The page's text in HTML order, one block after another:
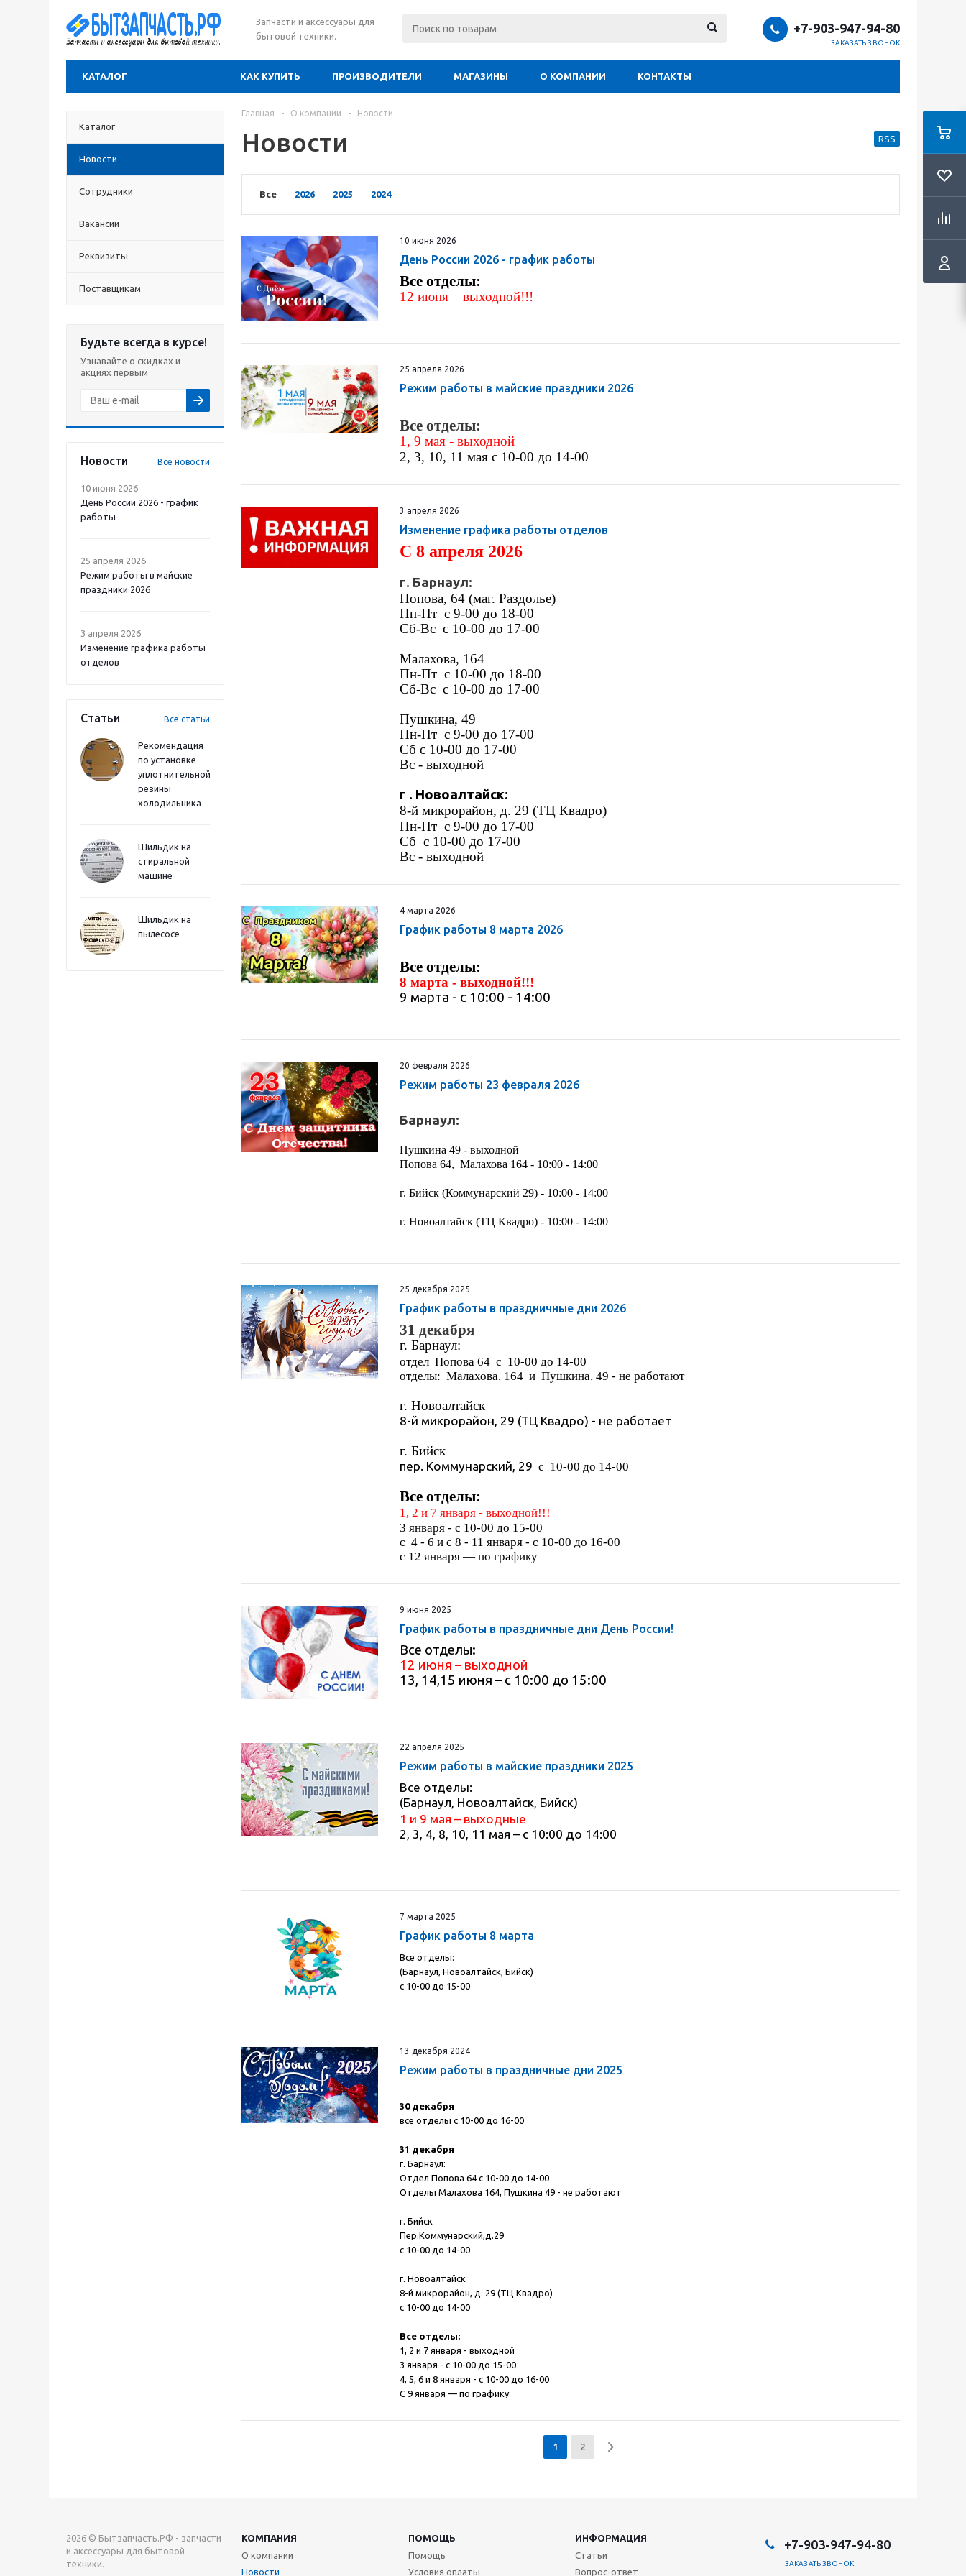
Запчасти и аксессуары для
бытовой техники.
+7-903-947-94-80
ЗАКАЗАТЬ ЗВОНОК
КАТАЛОГ КАК КУПИТЬ ПРОИЗВОДИТЕЛИ МАГАЗИНЫ О КОМПАНИИ КОНТАКТЫ
Каталог
Новости
Сотрудники
Вакансии
Реквизиты
Поставщикам
Будьте всегда в курсе!
Узнавайте о скидках и
акциях первым
Новости Все новости
10 июня 2026
День России 2026 - график
работы
25 апреля 2026
Режим работы в майские
праздники 2026
3 апреля 2026
Изменение графика работы
отделов
Статьи Все статьи
Рекомендация
по установке
уплотнительной
резины
холодильника
Шильдик на
стиральной
машине
Шильдик на
пылесосе
Главная - О компании - Новости
Новости RSS
Все 2026 2025 2024
10 июня 2026
День России 2026 - график работы
Все отделы:
12 июня – выходной!!!
25 апреля 2026
Режим работы в майские праздники 2026
Все отделы:
1, 9 мая - выходной
2, 3, 10, 11 мая с 10-00 до 14-00
3 апреля 2026
Изменение графика работы отделов
С 8 апреля 2026
г. Барнаул:
Попова, 64 (маг. Раздолье)
Пн-Пт с 9-00 до 18-00
Сб-Вс с 10-00 до 17-00
Малахова, 164
Пн-Пт с 10-00 до 18-00
Сб-Вс с 10-00 до 17-00
Пушкина, 49
Пн-Пт с 9-00 до 17-00
Сб с 10-00 до 17-00
Вс - выходной
г . Новоалтайск:
8-й микрорайон, д. 29 (ТЦ Квадро)
Пн-Пт с 9-00 до 17-00
Сб с 10-00 до 17-00
Вс - выходной
4 марта 2026
График работы 8 марта 2026
Все отделы:
8 марта - выходной!!!
9 марта - с 10:00 - 14:00
20 февраля 2026
Режим работы 23 февраля 2026
Барнаул:
Пушкина 49 - выходной
Попова 64, Малахова 164 - 10:00 - 14:00
г. Бийск (Коммунарский 29) - 10:00 - 14:00
г. Новоалтайск (ТЦ Квадро) - 10:00 - 14:00
25 декабря 2025
График работы в праздничные дни 2026
31 декабря
г. Барнаул:
отдел Попова 64 с 10-00 до 14-00
отделы: Малахова, 164 и Пушкина, 49 - не работают
г. Новоалтайск
8-й микрорайон, 29 (ТЦ Квадро) - не работает
г. Бийск
пер. Коммунарский, 29 с 10-00 до 14-00
Все отделы:
1, 2 и 7 января - выходной!!!
3 января - с 10-00 до 15-00
с 4 - 6 и с 8 - 11 января - с 10-00 до 16-00
с 12 января — по графику
9 июня 2025
График работы в праздничные дни День России!
Все отделы:
12 июня – выходной
13, 14,15 июня – с 10:00 до 15:00
22 апреля 2025
Режим работы в майские праздники 2025
Все отделы:
(Барнаул, Новоалтайск, Бийск)
1 и 9 мая – выходные
2, 3, 4, 8, 10, 11 мая – с 10:00 до 14:00
7 марта 2025
График работы 8 марта
Все отделы:
(Барнаул, Новоалтайск, Бийск)
с 10-00 до 15-00
13 декабря 2024
Режим работы в праздничные дни 2025
30 декабря
все отделы с 10-00 до 16-00
31 декабря
г. Барнаул:
Отдел Попова 64 с 10-00 до 14-00
Отделы Малахова 164, Пушкина 49 - не работают
г. Бийск
Пер.Коммунарский,д.29
с 10-00 до 14-00
г. Новоалтайск
8-й микрорайон, д. 29 (ТЦ Квадро)
с 10-00 до 14-00
Все отделы:
1, 2 и 7 января - выходной
3 января - с 10-00 до 15-00
4, 5, 6 и 8 января - с 10-00 до 16-00
С 9 января — по графику
1 2
2026 © Бытзапчасть.РФ - запчасти
и аксессуары для бытовой
техники.
КОМПАНИЯ ПОМОЩЬ
ИНФОРМАЦИЯ
О компании
Новости
Помощь
Условия оплаты
Статьи
Вопрос-ответ
+7-903-947-94-80
ЗАКАЗАТЬ ЗВОНОК